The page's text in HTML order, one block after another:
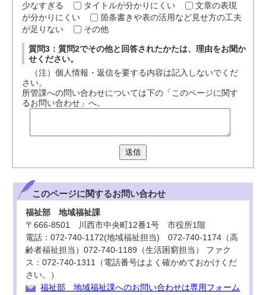
少なすぎる
タイトルが分かりにくい
文章の表現
が分かりにくい
箇条書きや表の活用など見せ方の工夫
が足りない
その他
質問3：質問2でその他と回答されたかたは、理由をお聞か
せください。
（注）個人情報・返信を要する内容は記入しないでくだ
さい。
所管課への問い合わせについては下の「このページに関す
るお問い合わせ」へ。
送信
このページに関するお問い合わせ
福祉部 地域福祉課
〒666-8501 川西市中央町12番1号 市役所1階
電話：072-740-1172(地域福祉担当) 072-740-1174（高
齢者福祉担当）072-740-1189（生活困窮担当） ファク
ス：072-740-1311（電話番号はよく確かめておかけくだ
さい。）
福祉部 地域福祉課へのお問い合わせは専用フォーム